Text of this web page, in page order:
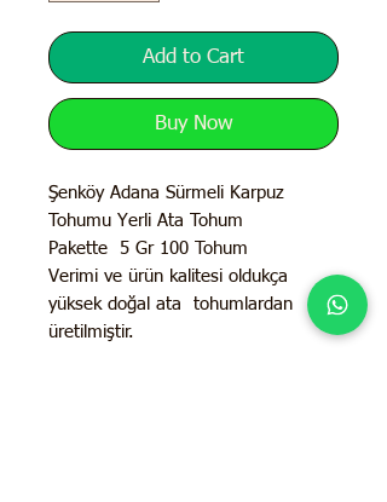
Add to Cart
Buy Now
Şenköy Adana Sürmeli Karpuz
Tohumu Yerli Ata Tohum
Pakette 5 Gr 100 Tohum
Verimi ve ürün kalitesi oldukça
yüksek doğal ata tohumlardan
üretilmiştir.